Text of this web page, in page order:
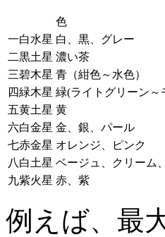
色
一白水星 白、黒、グレー
二黒土星 濃い茶
三碧木星 青（紺色～水色）
四緑木星 緑(ライトグリーン～
五黄土星 黄
六白金星 金、銀、パール
七赤金星 オレンジ、ピンク
八白土星 ベージュ、クリーム
九紫火星 赤、紫
例えば、最